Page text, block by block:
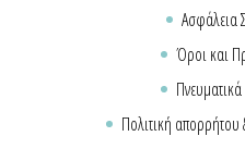
Ασφάλεια
Όροι και
Πολιτική